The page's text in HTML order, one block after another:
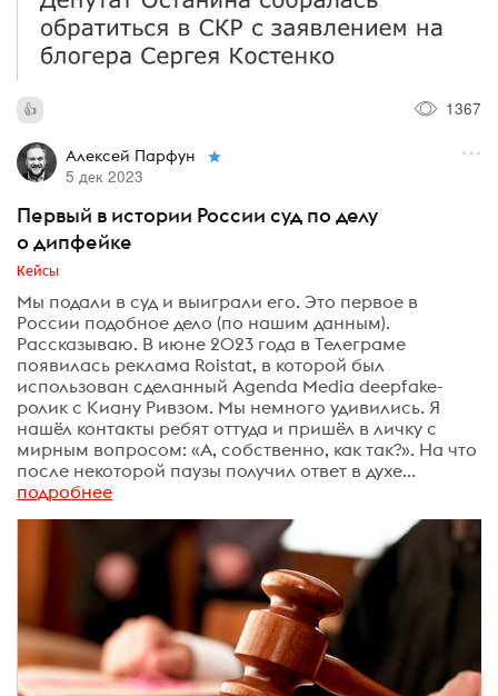
1367
Алексей Парфун
5 дек 2023
Первый в истории России суд по делу
о дипфейке
Кейсы
Мы подали в суд и выиграли его. Это первое в
России подобное дело (по нашим данным).
Рассказываю. В июне 2023 года в Телеграме
появилась реклама Roistat, в которой был
использован сделанный Agenda Media deepfake-
ролик с Киану Ривзом. Мы немного удивились. Я
нашёл контакты ребят оттуда и пришёл в личку с
мирным вопросом: «А, собственно, как так?». На что
после некоторой паузы получил ответ в духе...
подробнее